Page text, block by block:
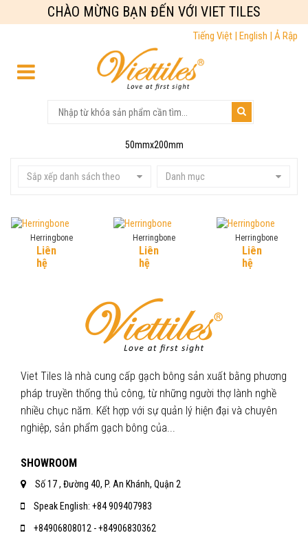
CHÀO MỪNG BẠN ĐẾN VỚI VIET TILES
Tiếng Việt | English | Ả Rập
50mmx200mm
Sắp xếp danh sách theo Danh mục
Liên
hệ
Herringbone
Liên
hệ
Herringbone
Liên
hệ
Herringbone
Viet Tiles là nhà cung cấp gạch bông sản xuất bằng phương
pháp truyền thống thủ công, từ những người thợ lành nghề
nhiều chục năm. Kết hợp với sự quản lý hiện đại và chuyên
nghiệp, sản phẩm gạch bông của...
SHOWROOM
Số 17 , Đường 40, P. An Khánh, Quận 2
Speak English: +84 909407983
+84906808012 - +84906830362